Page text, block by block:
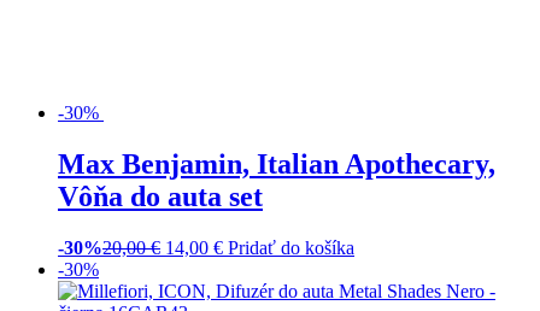
-30%
Max Benjamin, Italian Apothecary,
Vôňa do auta set
-30%20,00€ 14,00 € Pridať do košíka
-30%